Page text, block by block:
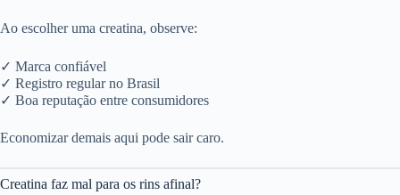
Ao escolher uma creatina, observe:
✓ Marca confiável
✓ Registro regular no Brasil
✓ Boa reputação entre consumidores
Economizar demais aqui pode sair caro.
Creatina faz mal para os rins afinal?